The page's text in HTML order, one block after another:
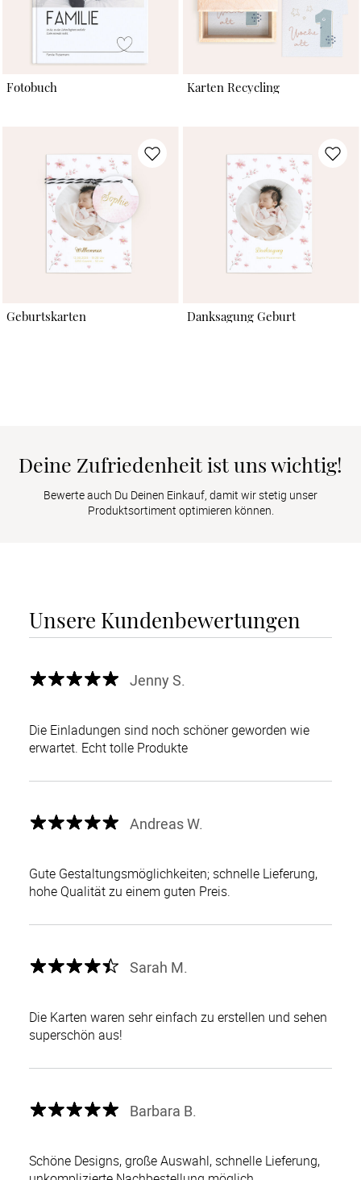
Fotobuch Karten Recycling
Geburtskarten Danksagung Geburt
Deine Zufriedenheit ist uns wichtig!
Bewerte auch Du Deinen Einkauf, damit wir stetig unser
Produktsortiment optimieren können.
Unsere Kundenbewertungen
Jenny S.
Die Einladungen sind noch schöner geworden wie
erwartet. Echt tolle Produkte
Andreas W.
Gute Gestaltungsmöglichkeiten; schnelle Lieferung,
hohe Qualität zu einem guten Preis.
Sarah M.
Die Karten waren sehr einfach zu erstellen und sehen
superschön aus!
Barbara B.
Schöne Designs, große Auswahl, schnelle Lieferung,